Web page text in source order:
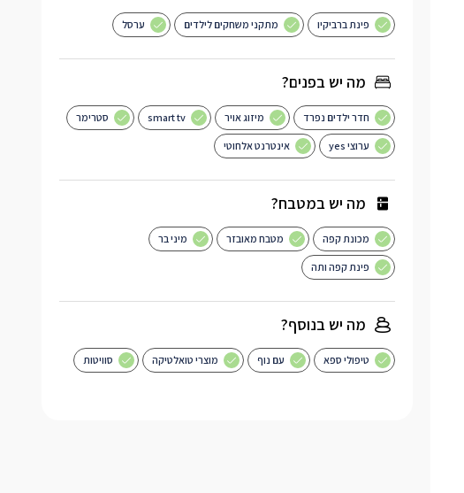
פינת ברביקיו מתקני משחקים לילדים ערסל
מה יש בפנים?
חדר ילדים נפרד מיזוג אויר smart tv סטרימר
ערוצי yes אינטרנט אלחוטי
מה יש במטבח?
מכונת קפה מטבח מאובזר מיני בר
פינת קפה ותה
מה יש בנוסף?
טיפולי ספא עם נוף מוצרי טואלטיקה סוויטות